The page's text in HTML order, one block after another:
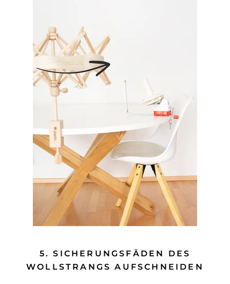
5. SICHERUNGSFÄDEN DES
WOLLSTRANGS AUFSCHNEIDEN